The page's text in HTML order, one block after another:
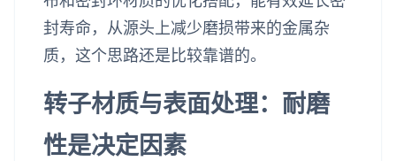
封寿命，从源头上减少磨损带来的金属杂
质，这个思路还是比较靠谱的。
转子材质与表面处理：耐磨
性是决定因素